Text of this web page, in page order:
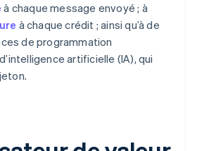
à chaque message envoyé ; à
à chaque crédit ; ainsi qu’à de
de programmation
artificielle (IA), qui